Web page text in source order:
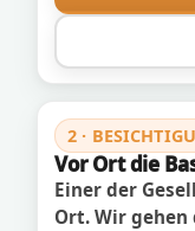
2 ·
Vor Ort die
Einer der
Ort. Wir gehen